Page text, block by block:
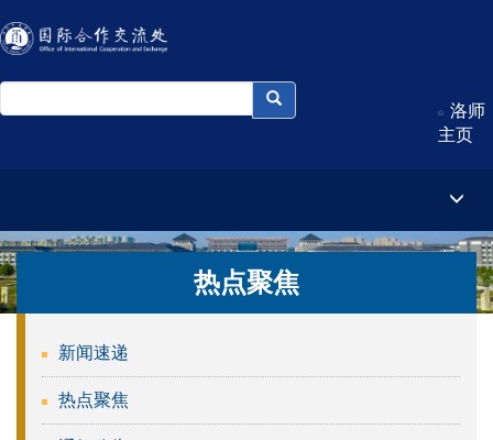
洛师
主页
热点聚焦
新闻速递
热点聚焦